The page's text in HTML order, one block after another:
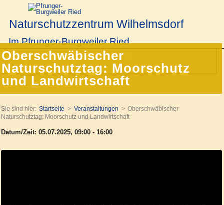
Naturschutzzentrum Wilhelmsdorf
Im Pfrunger-Burgweiler Ried
Oberschwäbischer
Naturschutztag: Moorschutz
und Landwirtschaft
Sie sind hier: Startseite Veranstaltungen
Oberschwäbischer
Naturschutztag: Moorschutz und Landwirtschaft
Datum/Zeit: 05.07.2025, 09:00 - 16:00